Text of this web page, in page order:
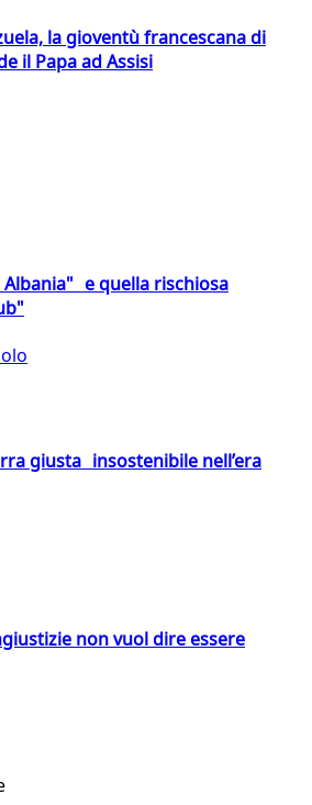
la gioventù francescana di
il Papa ad Assisi
e quella rischiosa
giusta insostenibile nell’era
non vuol dire essere